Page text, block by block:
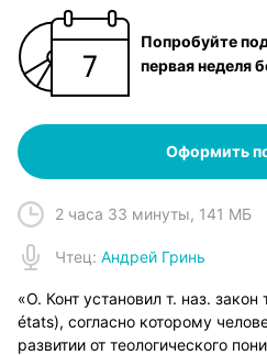
Попробуйте
первая неделя
Оформить
2 часа 33 минуты, 141 МБ
Чтец: Андрей Гринь
«О. Конт установил т. наз.
états), согласно которому
развитии от теологического